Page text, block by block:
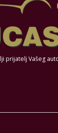
prijatelj Vašeg